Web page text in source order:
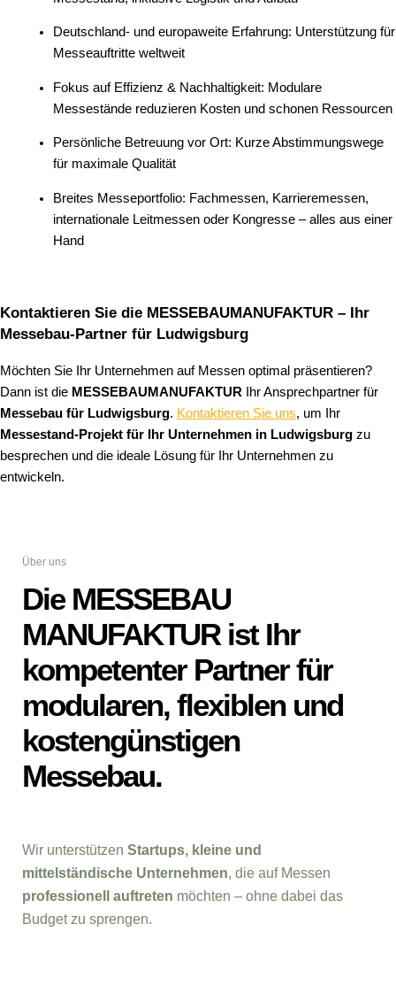
Deutschland- und europaweite Erfahrung: Unterstützung für
Messeauftritte weltweit
Fokus auf Effizienz & Nachhaltigkeit: Modulare
Messestände reduzieren Kosten und schonen Ressourcen
Persönliche Betreuung vor Ort: Kurze Abstimmungswege
für maximale Qualität
Breites Messeportfolio: Fachmessen, Karrieremessen,
internationale Leitmessen oder Kongresse – alles aus einer
Hand
Kontaktieren Sie die MESSEBAUMANUFAKTUR – Ihr
Messebau-Partner für Ludwigsburg
Möchten Sie Ihr Unternehmen auf Messen optimal präsentieren?
Dann ist die MESSEBAUMANUFAKTUR Ihr Ansprechpartner für
Messebau für Ludwigsburg. Kontaktieren Sie uns, um Ihr
Messestand-Projekt für Ihr Unternehmen in Ludwigsburg zu
besprechen und die ideale Lösung für Ihr Unternehmen zu
entwickeln.
Über uns
Die MESSEBAU
MANUFAKTUR ist Ihr
kompetenter Partner für
modularen, flexiblen und
kostengünstigen
Messebau.
Wir unterstützen Startups, kleine und
mittelständische Unternehmen, die auf Messen
professionell auftreten möchten – ohne dabei das
Budget zu sprengen.